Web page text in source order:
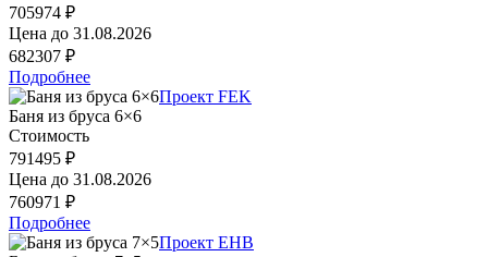
705974 ₽
Цена до 31.08.2026
682307 ₽
Подробнее
Проект FEK
Баня из бруса 6×6
Стоимость
791495 ₽
Цена до 31.08.2026
760971 ₽
Подробнее
Проект EHB